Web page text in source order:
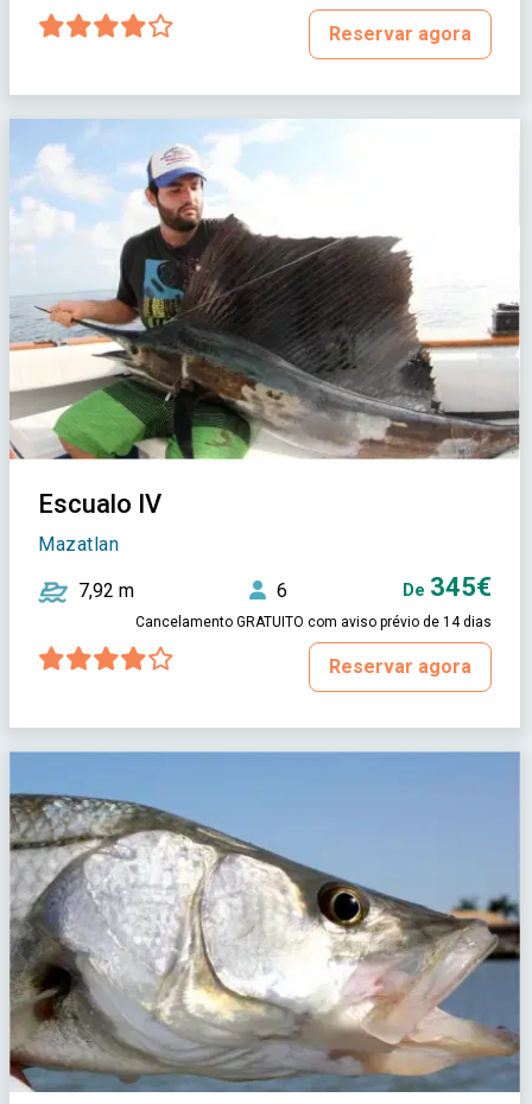
Reservar agora
Escualo IV
Mazatlan
7,92 m 6 De 345€
Cancelamento GRATUITO com aviso prévio de 14 dias
Reservar agora